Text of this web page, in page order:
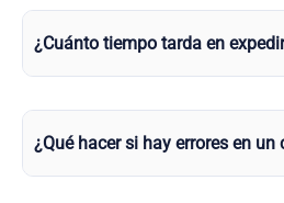
¿Cuánto tiempo tarda en
¿Qué hacer si hay errores en un